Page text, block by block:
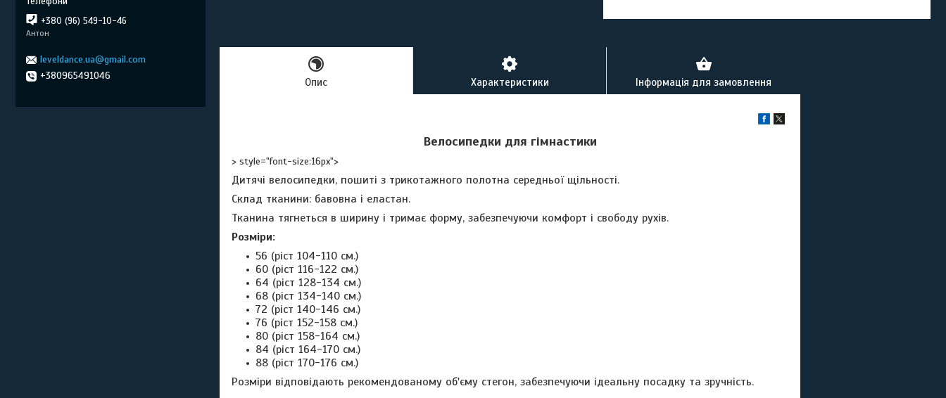
Опис Характеристики Інформація для замовлення
Велосипедки для гімнастики
> style="font-size:16px">
Дитячі велосипедки, пошиті з трикотажного полотна середньої щільності.
Склад тканини: бавовна і еластан.
Тканина тягнеться в ширину і тримає форму, забезпечуючи комфорт і свободу рухів.
Розміри:
56 (ріст 104-110 см.)
60 (ріст 116-122 см.)
64 (ріст 128-134 см.)
68 (ріст 134-140 см.)
72 (ріст 140-146 см.)
76 (ріст 152-158 см.)
80 (ріст 158-164 см.)
84 (ріст 164-170 см.)
88 (ріст 170-176 см.)
Розміри відповідають рекомендованому об'єму стегон, забезпечуючи ідеальну посадку та зручність.
+380 (96) 549-10-46
Антон
leveldance.ua@gmail.com
+380965491046